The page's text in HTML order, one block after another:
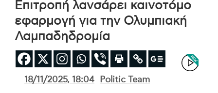
Επιτροπή λανσάρει καινοτόμο
εφαρμογή για την Ολυμπιακή
Λαμπαδηδρομία
18/11/2025, 18:04 Politic Team